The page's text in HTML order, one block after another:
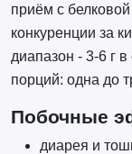
приём с
конкуренции за
диапазон - 3-6 г
порций: одна до
Побочные
диарея и